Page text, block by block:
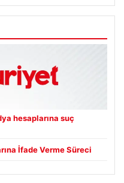
hesaplarına suç
İfade Verme Süreci